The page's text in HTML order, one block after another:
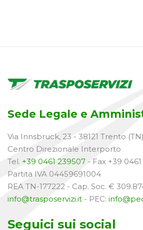
Sede Legale e
Via Innsbruck, 23 - 38121 Trento (TN)
Centro Direzionale Interporto
Tel. +39 0461 239507 - Fax +39
Partita IVA 04459691004
REA TN-177222 - Cap. Soc. €
info@trasposervizi.it - PEC:
Seguici sui social